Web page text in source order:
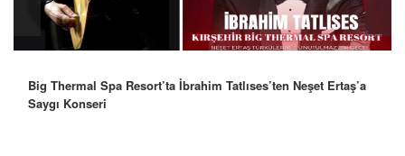
Robbie Williams’tan İstanbul’a Mesaj: “Unutulmaz Bir Gece
Olacak”